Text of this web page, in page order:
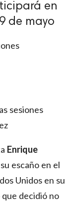
en
de mayo
sesiones
Enrique
escaño en el
Unidos en su
decidió no